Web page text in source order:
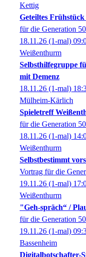
Kettig
Geteiltes
für die Generation
18.11.26 (1-mal)
Weißenthurm
Selbsthilfegruppe
mit Demenz
18.11.26 (1-mal)
Mülheim-Kärlich
Spieletreff
für die Generation
18.11.26 (1-mal)
Weißenthurm
Selbstbestimmt
Vortrag für die
19.11.26 (1-mal)
Weißenthurm
"Geh-spräch“ /
für die Generation
19.11.26 (1-mal)
Bassenheim
Digitalbotschafter-